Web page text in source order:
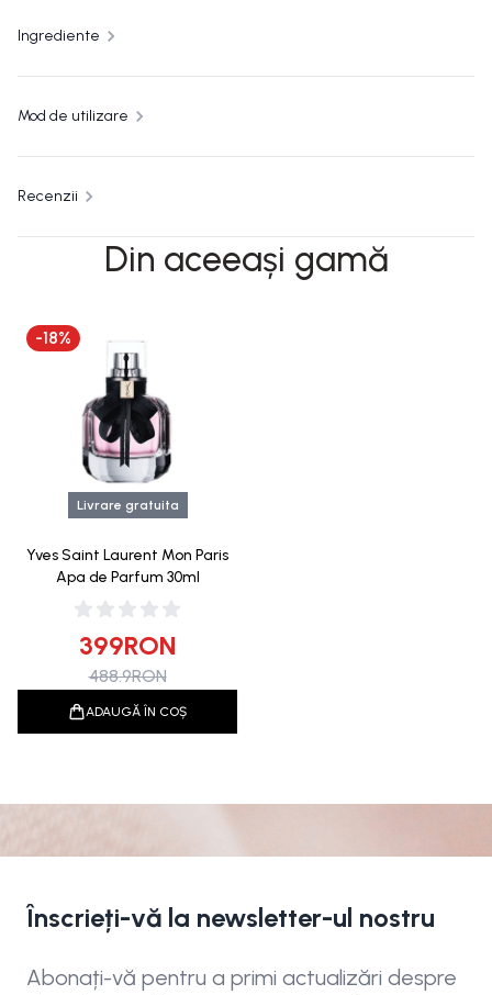
Ingrediente
Mod de utilizare
Recenzii
Din aceeași gamă
-18%
Livrare gratuita
Yves Saint Laurent Mon Paris
Apa de Parfum 30ml
399RON
488.9RON
ADAUGĂ ÎN COȘ
Înscrieți-vă la newsletter-ul nostru
Abonați-vă pentru a primi actualizări despre